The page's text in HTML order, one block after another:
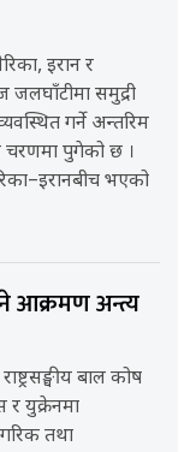
इरान र
जलघाँटीमा समुद्री
गर्ने अन्तरिम
चरणमा पुगेको छ ।
भएको
आक्रमण अन्त्य
बाल कोष
युक्रेनमा
तथा